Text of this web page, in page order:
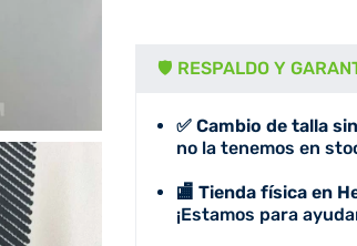
🛡️ RESPALDO Y
✅ Cambio de talla
no la tenemos en
🏬 Tienda física en
¡Estamos para